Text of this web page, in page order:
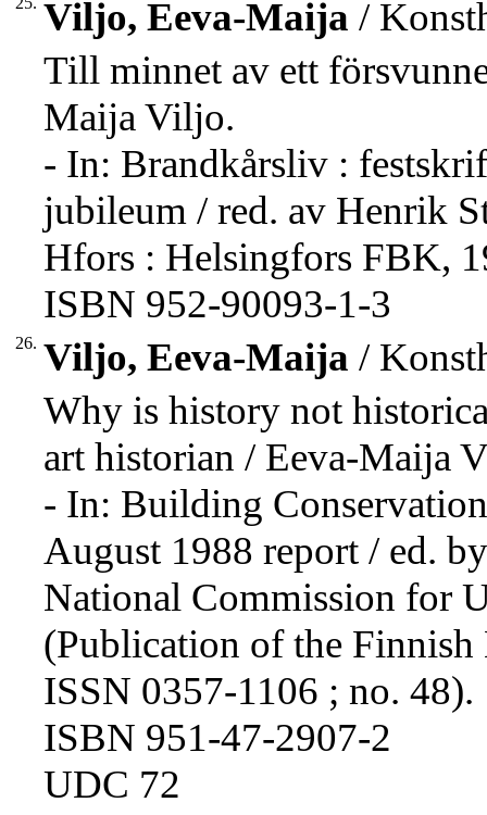
Viljo, Eeva-Maija /
Till minnet av ett
Maija Viljo.
- In: Brandkårsliv :
jubileum / red. av Henrik
Hfors : Helsingfors FBK,
ISBN 952-90093-1-3
26. Viljo, Eeva-Maija /
Why is history not
art historian / Eeva-Maija
- In: Building
August 1988 report / ed.
National Commission for
(Publication of the
ISSN 0357-1106 ; no. 48).
ISBN 951-47-2907-2
UDC 72